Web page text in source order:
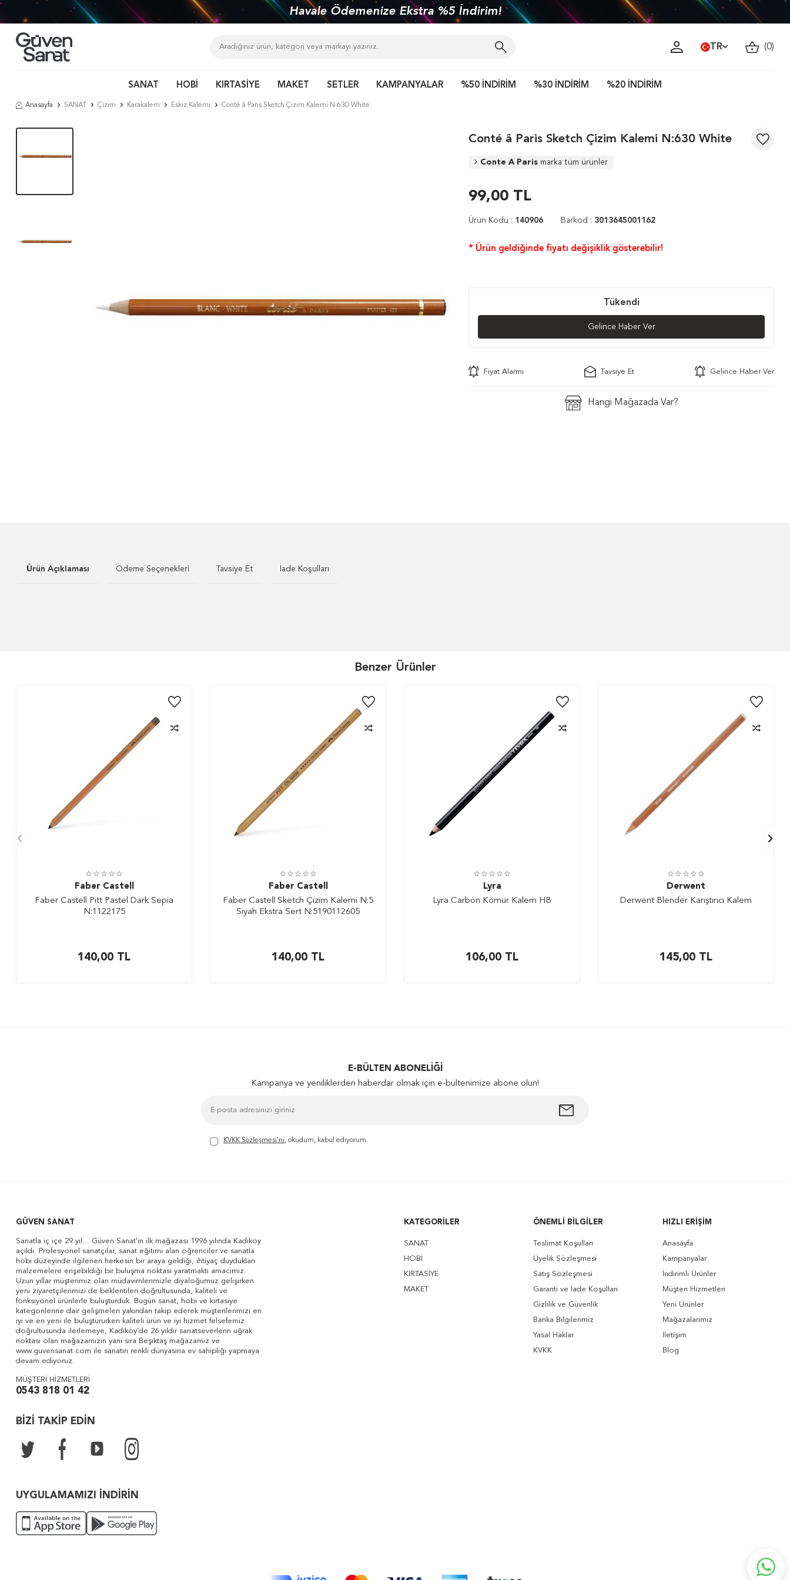
Havale Ödemenize Ekstra %5 İndirim!
TR (0)
SANAT HOBİ KIRTASİYE MAKET SETLER KAMPANYALAR %50 İNDİRİM %30 İNDİRİM %20 İNDİRİM
Anasayfa SANAT Çizim Karakalem Eskiz Kalemi Conté â Paris Sketch Çizim Kalemi N:630 White
Conté â Paris Sketch Çizim Kalemi N:630 White
Conte A Paris marka tüm ürünler
99,00 TL
Ürün Kodu : 140906 Barkod : 3013645001162
* Ürün geldiğinde fiyatı değişiklik gösterebilir!
Tükendi
Gelince Haber Ver
Fiyat Alarmı Tavsiye Et Gelince Haber Ver
Hangi Mağazada Var?
Ürün Açıklaması Ödeme Seçenekleri Tavsiye Et İade Koşulları
Benzer Ürünler
Faber Castell
Faber Castell Pitt Pastel Dark Sepia
N:1122175
140,00 TL
Faber Castell
Faber Castell Sketch Çizim Kalemi N:5
Siyah Ekstra Sert N:5190112605
140,00 TL
Lyra
Lyra Carbon Kömür Kalem HB
106,00 TL
Derwent
Derwent Blender Karıştırıcı Kalem
145,00 TL
E-BÜLTEN ABONELIĞI
Kampanya ve yeniliklerden haberdar olmak için e-bültenimize abone olun!
KVKK Sözleşmesi'ni, okudum, kabul ediyorum.
GÜVEN SANAT
Sanatla iç içe 29 yıl... Güven Sanat'ın ilk mağazası 1996 yılında Kadıköy
açıldı. Profesyonel sanatçılar, sanat eğitimi alan öğrenciler ve sanatla
hobi düzeyinde ilgilenen herkesin bir araya geldiği, ihtiyaç duydukları
malzemelere erişebildiği bir buluşma noktası yaratmaktı amacımız.
Uzun yıllar müşterimiz olan müdavimlerimizle diyaloğumuz gelişirken
yeni ziyaretçilerimizi de beklentileri doğrultusunda, kaliteli ve
fonksiyonel ürünlerle buluşturduk. Bugün sanat, hobi ve kırtasiye
kategorilerine dair gelişmeleri yakından takip ederek müşterilerimizi en
iyi ve en yeni ile buluştururken kaliteli ürün ve iyi hizmet felsefemiz
doğrultusunda ilerlemeye, Kadıköy'de 26 yıldır sanatseverlerin uğrak
noktası olan mağazamızın yanı sıra Beşiktaş mağazamız ve
www.guvensanat.com ile sanatın renkli dünyasına ev sahipliği yapmaya
devam ediyoruz.
MÜŞTERİ HİZMETLERİ
0543 818 01 42
BİZİ TAKİP EDİN
UYGULAMAMIZI İNDİRİN
KATEGORILER
SANAT
HOBİ
KIRTASİYE
MAKET
ÖNEMLI BILGILER
Teslimat Koşulları
Üyelik Sözleşmesi
Satış Sözleşmesi
Garanti ve İade Koşulları
Gizlilik ve Güvenlik
Banka Bilgilerimiz
Yasal Haklar
KVKK
HIZLI ERIŞIM
Anasayfa
Kampanyalar
İndirimli Ürünler
Müşteri Hizmetleri
Yeni Ürünler
Mağazalarımız
İletişim
Blog